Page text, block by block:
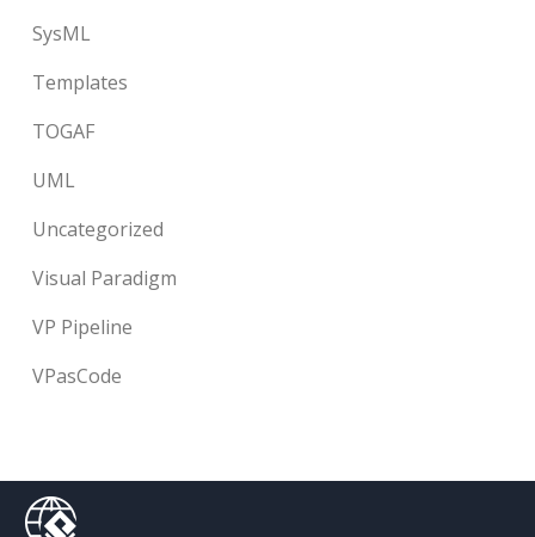
SysML
Templates
TOGAF
UML
Uncategorized
Visual Paradigm
VP Pipeline
VPasCode